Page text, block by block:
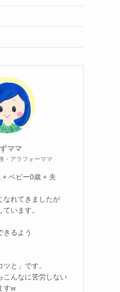
ママ
・アラフォーママ
ベビー0歳 + 夫
なれてきましたが
います。
きるよう
と」です。
こんなに苦労しない
すw